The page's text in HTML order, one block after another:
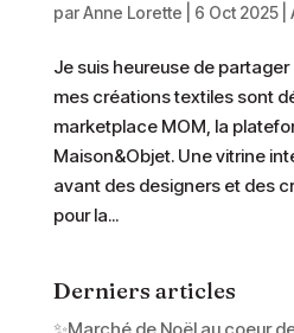
parAnne Lorette 6 Oct 2025|
Je suis heureuse de partager
mes créations textiles sont
marketplace MOM, la
Maison&Objet. Une vitrine
avant des designers et des
pour la...
Derniers articles